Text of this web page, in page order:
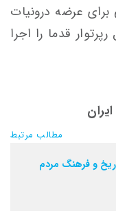
عرضه درونیات
قدما را اجرا
مطالب مرتبط
و فرهنگ مردم